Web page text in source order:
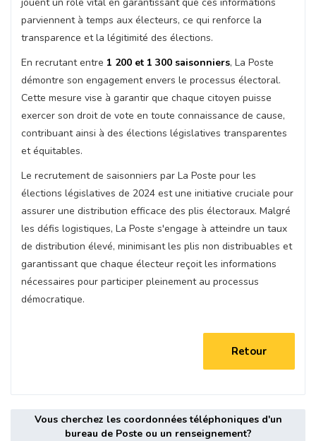
parviennent à temps aux électeurs, ce qui renforce la
transparence et la légitimité des élections.
En recrutant entre 1 200 et 1 300 saisonniers, La Poste
démontre son engagement envers le processus électoral.
Cette mesure vise à garantir que chaque citoyen puisse
exercer son droit de vote en toute connaissance de cause,
contribuant ainsi à des élections législatives transparentes
et équitables.
Le recrutement de saisonniers par La Poste pour les
élections législatives de 2024 est une initiative cruciale pour
assurer une distribution efficace des plis électoraux. Malgré
les défis logistiques, La Poste s'engage à atteindre un taux
de distribution élevé, minimisant les plis non distribuables et
garantissant que chaque électeur reçoit les informations
nécessaires pour participer pleinement au processus
démocratique.
Retour
Vous cherchez les coordonnées téléphoniques d'un
bureau de Poste ou un renseignement?